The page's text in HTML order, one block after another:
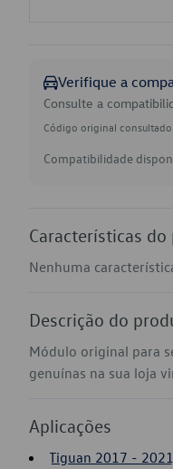
Verifique a
Consulte a
Código original consultado:
Compatibilidade
Características
Nenhuma
Descrição do
Módulo original para
genuínas na sua loja
Aplicações
Tiguan 2017 - 2021